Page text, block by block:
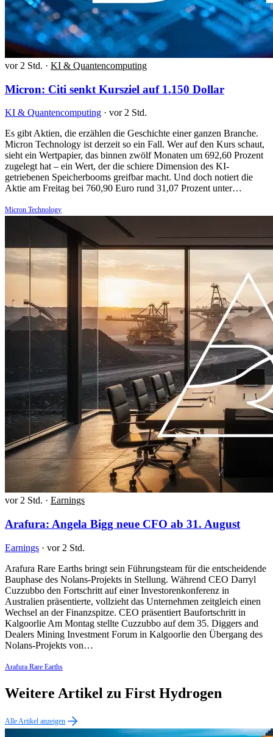
vor 2 Std. · KI & Quantencomputing
Micron: Citi senkt Kursziel auf 1.150 Dollar
KI & Quantencomputing · vor 2 Std.
Es gibt Aktien, die erzählen die Geschichte einer ganzen Branche.
Micron Technology ist derzeit so ein Fall. Wer auf den Kurs schaut,
sieht ein Wertpapier, das binnen zwölf Monaten um 692,60 Prozent
zugelegt hat – ein Wert, der die schiere Dimension des KI-
getriebenen Speicherbooms greifbar macht. Und doch notiert die
Aktie am Freitag bei 760,90 Euro rund 31,07 Prozent unter…
Micron Technology
vor 2 Std. · Earnings
Arafura: Angela Bigg neue CFO ab 31. August
Earnings · vor 2 Std.
Arafura Rare Earths bringt sein Führungsteam für die entscheidende
Bauphase des Nolans-Projekts in Stellung. Während CEO Darryl
Cuzzubbo den Fortschritt auf einer Investorenkonferenz in
Australien präsentierte, vollzieht das Unternehmen zeitgleich einen
Wechsel an der Finanzspitze. CEO präsentiert Baufortschritt in
Kalgoorlie Am Montag stellte Cuzzubbo auf dem 35. Diggers and
Dealers Mining Investment Forum in Kalgoorlie den Übergang des
Nolans-Projekts von…
Arafura Rare Earths
Weitere Artikel zu First Hydrogen
Alle Artikel anzeigen